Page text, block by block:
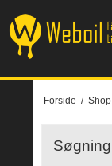
Forside / Shop
Søgning